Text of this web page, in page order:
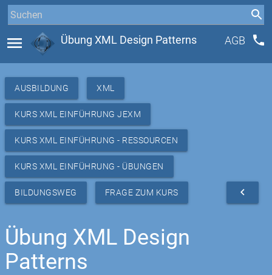
menu Übung XML Design Patterns AGB phone
AUSBILDUNG XML
KURS XML EINFÜHRUNG JEXM
KURS XML EINFÜHRUNG - RESSOURCEN
KURS XML EINFÜHRUNG - ÜBUNGEN
BILDUNGSWEG FRAGE ZUM KURS navigate_before
Übung XML Design
Patterns